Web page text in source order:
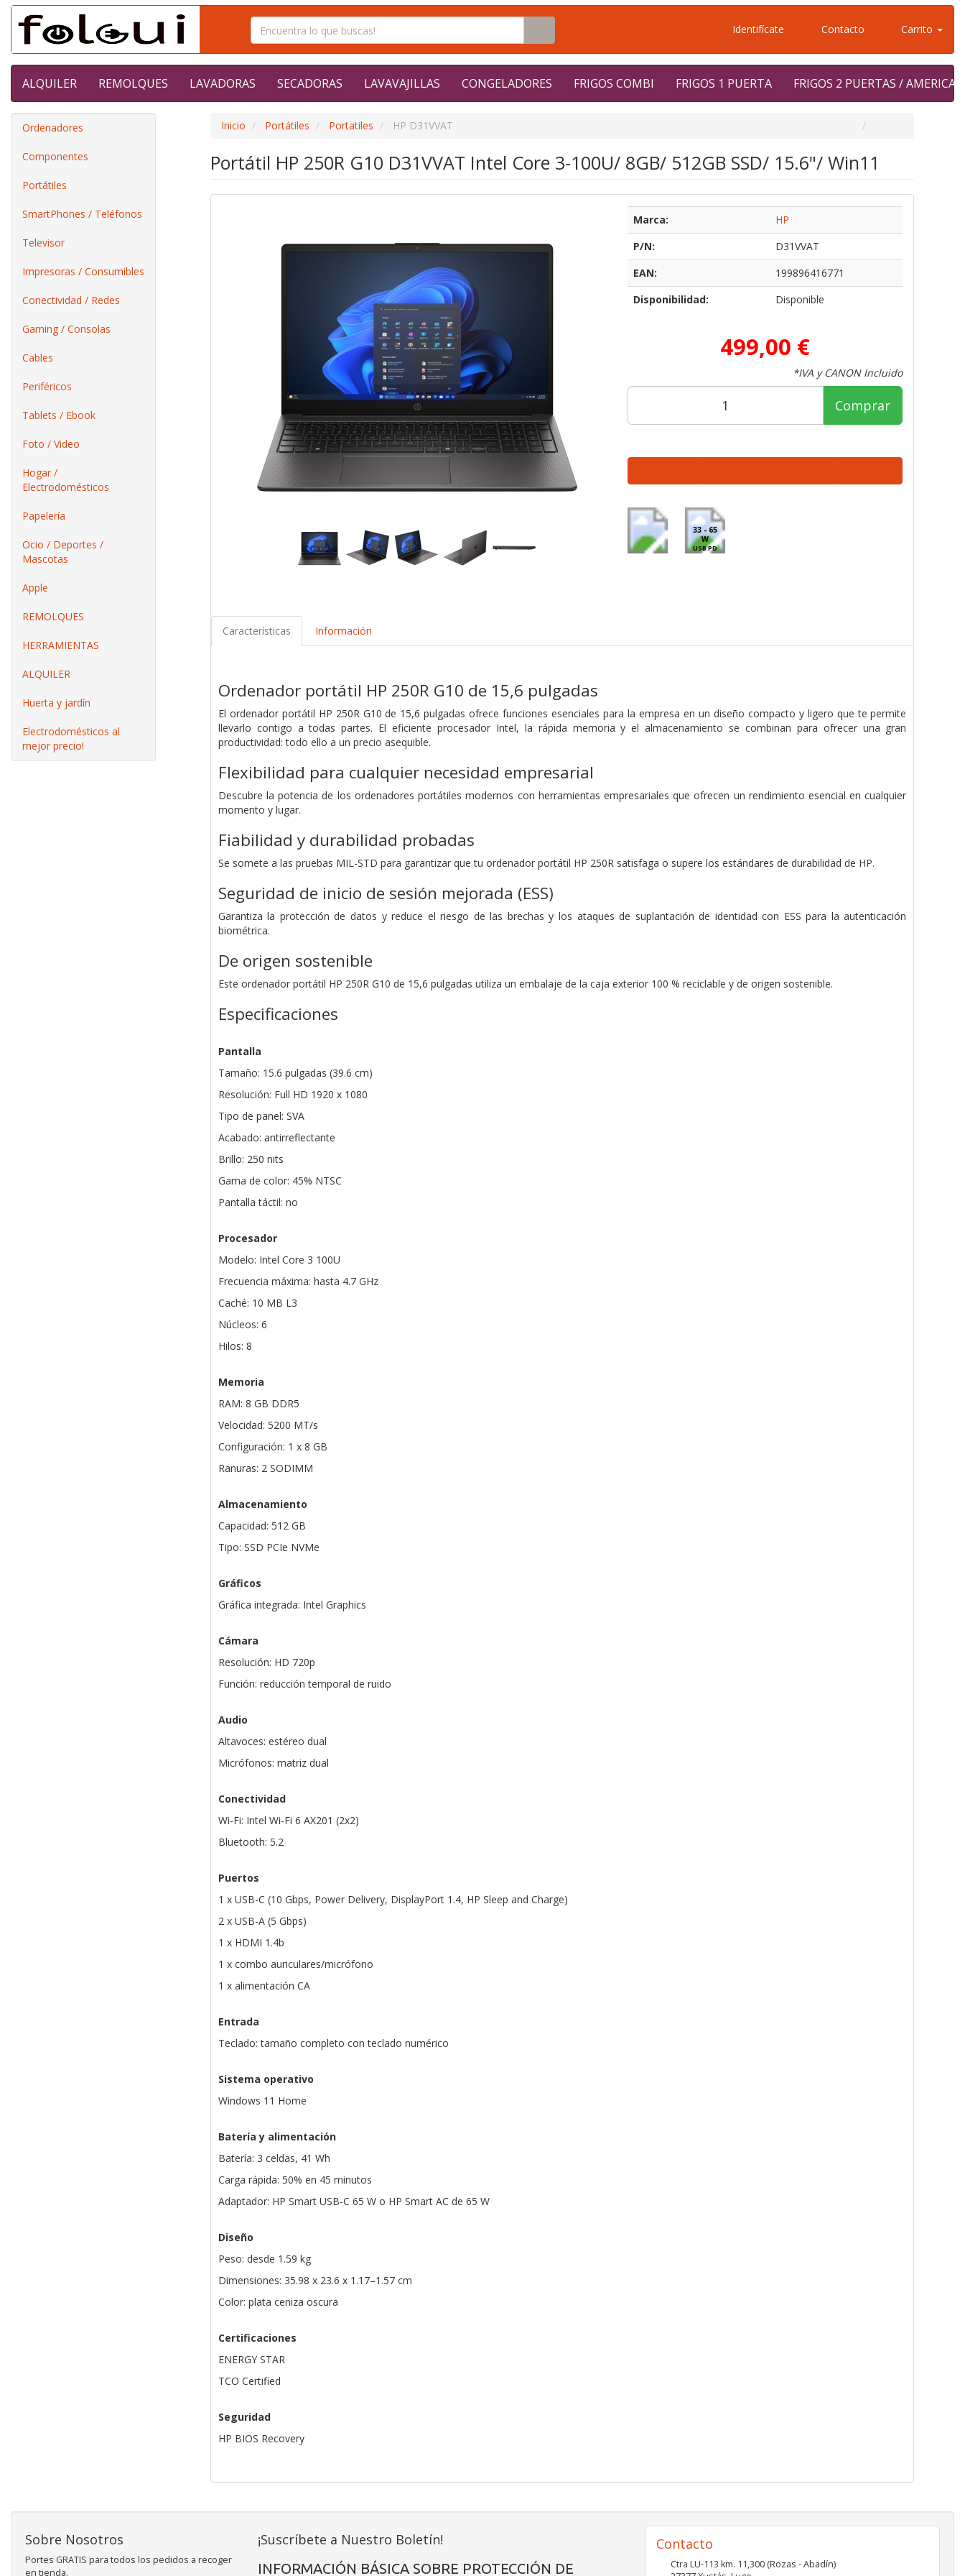
Identifícate Contacto Carrito
ALQUILER REMOLQUES LAVADORAS SECADORAS LAVAVAJILLAS CONGELADORES FRIGOS COMBI FRIGOS 1 PUERTA FRIGOS 2 PUERTAS /
Ordenadores
Componentes
Portátiles
SmartPhones / Teléfonos
Televisor
Impresoras / Consumibles
Conectividad / Redes
Gaming / Consolas
Cables
Periféricos
Tablets / Ebook
Foto / Video
Hogar /
Electrodomésticos
Papelería
Ocio / Deportes /
Mascotas
Apple
REMOLQUES
HERRAMIENTAS
ALQUILER
Huerta y jardín
Electrodomésticos al
mejor precio!
Inicio Portátiles Portatiles HP D31VVAT
Portátil HP 250R G10 D31VVAT Intel Core 3-100U/ 8GB/ 512GB SSD/ 15.6"/ Win11
Marca:
HP
P/N:
D31VVAT
EAN:
199896416771
Disponibilidad:
Disponible
499,00 €
*IVA y CANON Incluido
Comprar
33 - 65
W
USB PD
Características Información
Ordenador portátil HP 250R G10 de 15,6 pulgadas
El ordenador portátil HP 250R G10 de 15,6 pulgadas ofrece funciones esenciales para la empresa en un diseño compacto y ligero que te permite
llevarlo contigo a todas partes. El eficiente procesador Intel, la rápida memoria y el almacenamiento se combinan para ofrecer una gran
productividad: todo ello a un precio asequible.
Flexibilidad para cualquier necesidad empresarial
Descubre la potencia de los ordenadores portátiles modernos con herramientas empresariales que ofrecen un rendimiento esencial en cualquier
momento y lugar.
Fiabilidad y durabilidad probadas
Se somete a las pruebas MIL-STD para garantizar que tu ordenador portátil HP 250R satisfaga o supere los estándares de durabilidad de HP.
Seguridad de inicio de sesión mejorada (ESS)
Garantiza la protección de datos y reduce el riesgo de las brechas y los ataques de suplantación de identidad con ESS para la autenticación
biométrica.
De origen sostenible
Este ordenador portátil HP 250R G10 de 15,6 pulgadas utiliza un embalaje de la caja exterior 100 % reciclable y de origen sostenible.
Especificaciones
Pantalla
Tamaño: 15.6 pulgadas (39.6 cm)
Resolución: Full HD 1920 x 1080
Tipo de panel: SVA
Acabado: antirreflectante
Brillo: 250 nits
Gama de color: 45% NTSC
Pantalla táctil: no
Procesador
Modelo: Intel Core 3 100U
Frecuencia máxima: hasta 4.7 GHz
Caché: 10 MB L3
Núcleos: 6
Hilos: 8
Memoria
RAM: 8 GB DDR5
Velocidad: 5200 MT/s
Configuración: 1 x 8 GB
Ranuras: 2 SODIMM
Almacenamiento
Capacidad: 512 GB
Tipo: SSD PCIe NVMe
Gráficos
Gráfica integrada: Intel Graphics
Cámara
Resolución: HD 720p
Función: reducción temporal de ruido
Audio
Altavoces: estéreo dual
Micrófonos: matriz dual
Conectividad
Wi-Fi: Intel Wi-Fi 6 AX201 (2x2)
Bluetooth: 5.2
Puertos
1 x USB-C (10 Gbps, Power Delivery, DisplayPort 1.4, HP Sleep and Charge)
2 x USB-A (5 Gbps)
1 x HDMI 1.4b
1 x combo auriculares/micrófono
1 x alimentación CA
Entrada
Teclado: tamaño completo con teclado numérico
Sistema operativo
Windows 11 Home
Batería y alimentación
Batería: 3 celdas, 41 Wh
Carga rápida: 50% en 45 minutos
Adaptador: HP Smart USB-C 65 W o HP Smart AC de 65 W
Diseño
Peso: desde 1.59 kg
Dimensiones: 35.98 x 23.6 x 1.17–1.57 cm
Color: plata ceniza oscura
Certificaciones
ENERGY STAR
TCO Certified
Seguridad
HP BIOS Recovery
Sobre Nosotros
Portes GRATIS para todos los pedidos a recoger
en tienda.
¡Suscríbete a Nuestro Boletín!
INFORMACIÓN BÁSICA SOBRE PROTECCIÓN DE
Contacto
Ctra LU-113 km. 11,300 (Rozas - Abadín)